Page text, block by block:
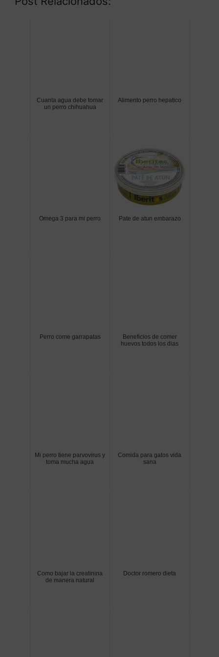
Cuanta agua debe tomar
un perro chihuahua
Alimento perro hepatico
Omega 3 para mi perro Pate de atun embarazo
Perro come garrapatas
Beneficios de comer
huevos todos los dias
Mi perro tiene parvovirus y
toma mucha agua
Comida para gatos vida
sana
Como bajar la creatinina
de manera natural
Doctor romero dieta